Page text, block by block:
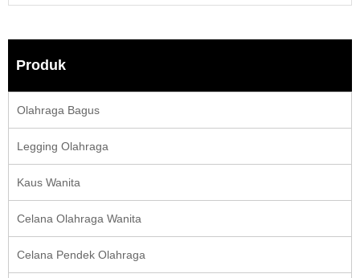
Produk
Olahraga Bagus
Legging Olahraga
Kaus Wanita
Celana Olahraga Wanita
Celana Pendek Olahraga